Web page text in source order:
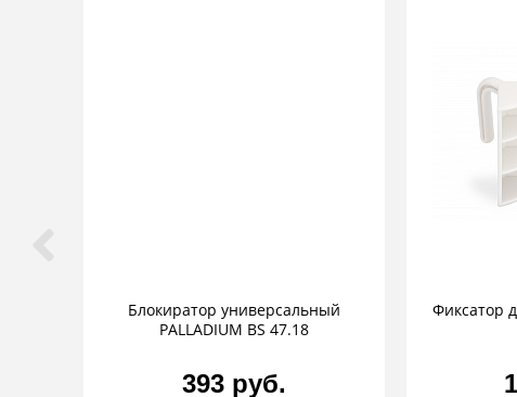
Блокиратор универсальный
PALLADIUM BS 47.18
393 руб.
Фиксатор